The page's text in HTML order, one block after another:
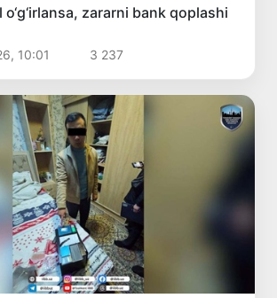
zararni bank qoplashi
10:01 3 237